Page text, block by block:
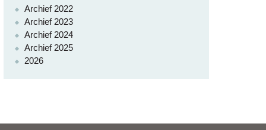
Archief 2022
Archief 2023
Archief 2024
Archief 2025
2026